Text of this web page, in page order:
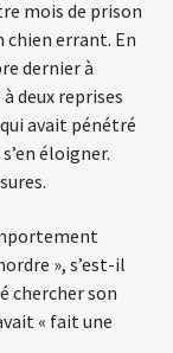
80s
mois de prison
chien errant. En
dernier à
deux reprises
avait pénétré
éloigner.
», s’est-il
chercher son
« fait une